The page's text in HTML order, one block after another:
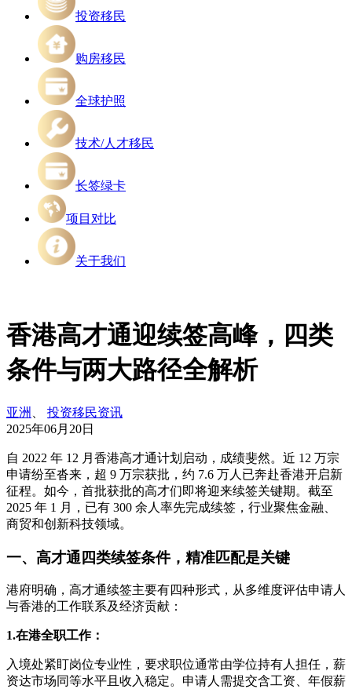
投资移民
购房移民
全球护照
技术/人才移民
长签绿卡
项目对比
关于我们
香港高才通迎续签高峰，四类
条件与两大路径全解析​
亚洲
投资移民资讯
2025年06月20日
自 2022 年 12 月香港高才通计划启动，成绩斐然。近 12 万宗
申请纷至沓来，超 9 万宗获批，约 7.6 万人已奔赴香港开启新
征程。如今，首批获批的高才们即将迎来续签关键期。截至
2025 年 1 月，已有 300 余人率先完成续签，行业聚焦金融、
商贸和创新科技领域。
一、高才通四类续签条件，精准匹配是关键
港府明确，高才通续签主要有四种形式，从多维度评估申请人
与香港的工作联系及经济贡献：
1.在港全职工作：
入境处紧盯岗位专业性，要求职位通常由学位持有人担任，薪
资达市场同等水平且收入稳定。申请人需提交含工资、年假薪